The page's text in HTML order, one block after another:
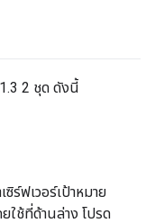
2 ชุด ดังนี้
ซิร์ฟเวอร์เป้าหมาย
ใช้ที่ด้านล่าง โปรด